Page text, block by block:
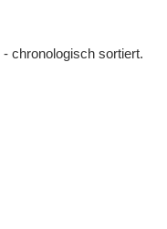
- chronologisch sortiert.